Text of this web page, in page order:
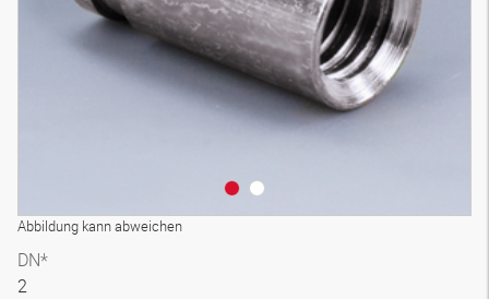
Abbildung kann abweichen
DN*
2